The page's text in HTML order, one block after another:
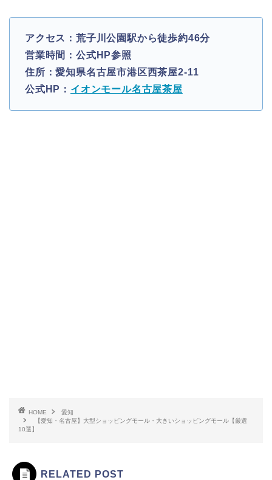
アクセス：荒子川公園駅から徒歩約46分
営業時間：公式HP参照
住所：愛知県名古屋市港区西茶屋2-11
公式HP： イオンモール名古屋茶屋
HOME
愛知
【愛知・名古屋】大型ショッピングモール・大きいショッピングモール【厳選
10選】
RELATED POST